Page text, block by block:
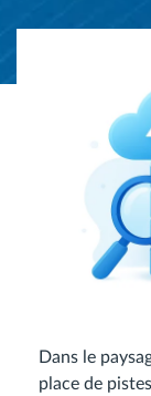
Dans le
place de